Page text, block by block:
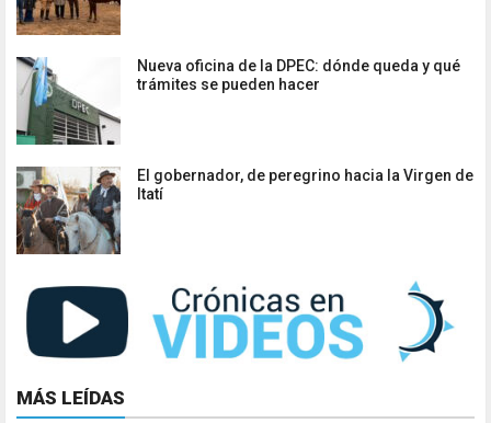
Nueva oficina de la DPEC: dónde queda y qué
trámites se pueden hacer
El gobernador, de peregrino hacia la Virgen de
Itatí
MÁS LEÍDAS